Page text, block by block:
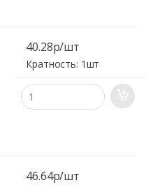
40.28р/шт
Кратность: 1шт
46.64р/шт